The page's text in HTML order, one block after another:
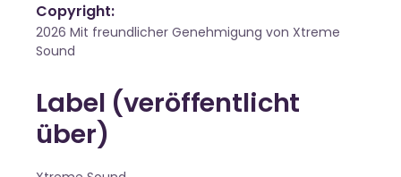
Copyright:
2026 Mit freundlicher Genehmigung von Xtreme
Sound
Label (veröffentlicht
über)